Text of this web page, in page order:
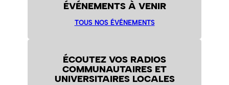
ÉVÉNEMENTS À VENIR
TOUS NOS ÉVÉNEMENTS
ÉCOUTEZ VOS RADIOS
COMMUNAUTAIRES ET
UNIVERSITAIRES LOCALES